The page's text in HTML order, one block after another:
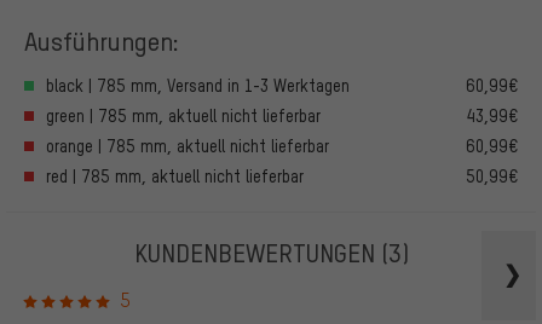
Ausführungen:
black | 785 mm, Versand in 1-3 Werktagen
60,99€
green | 785 mm, aktuell nicht lieferbar
43,99€
orange | 785 mm, aktuell nicht lieferbar
60,99€
red | 785 mm, aktuell nicht lieferbar
50,99€
KUNDENBEWERTUNGEN (3)
5